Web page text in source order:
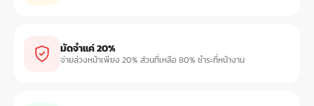
มัดจำแค่ 20%
จ่ายล่วงหน้าเพียง 20% ส่วนที่เหลือ 80% ชำระที่หน้างาน